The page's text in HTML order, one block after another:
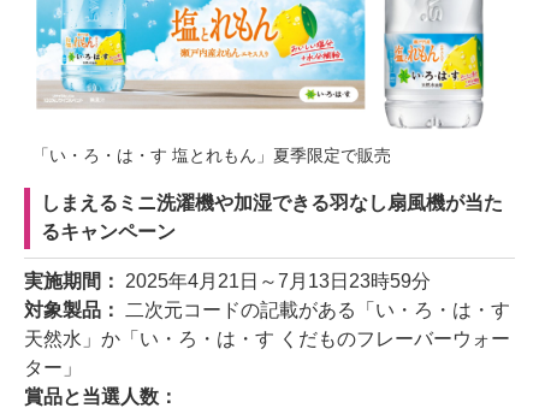
「い・ろ・は・す 塩とれもん」夏季限定で販売
しまえるミニ洗濯機や加湿できる羽なし扇風機が当た
るキャンペーン
実施期間： 2025年4月21日～7月13日23時59分
対象製品：
二次元コードの記載がある「い・ろ・は・す
天然水」か「い・ろ・は・す くだものフレーバーウォー
ター」
賞品と当選人数：